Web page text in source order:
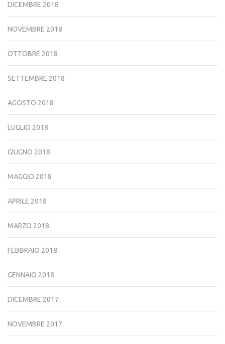
DICEMBRE 2018
NOVEMBRE 2018
OTTOBRE 2018
SETTEMBRE 2018
AGOSTO 2018
LUGLIO 2018
GIUGNO 2018
MAGGIO 2018
APRILE 2018
MARZO 2018
FEBBRAIO 2018
GENNAIO 2018
DICEMBRE 2017
NOVEMBRE 2017